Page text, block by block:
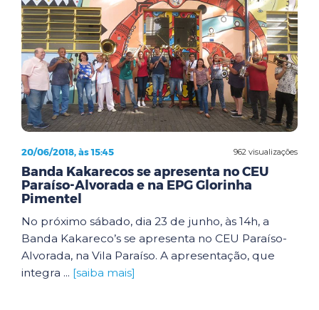
962 visualizações
20/06/2018, às 15:45
Banda Kakarecos se apresenta no CEU
Paraíso-Alvorada e na EPG Glorinha
Pimentel
No próximo sábado, dia 23 de junho, às 14h, a
Banda Kakareco’s se apresenta no CEU Paraíso-
Alvorada, na Vila Paraíso. A apresentação, que
integra ... [saiba mais]